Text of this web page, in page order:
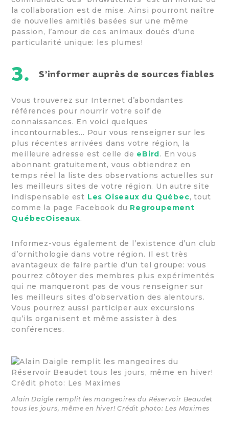
la collaboration est de mise. Ainsi pourront naître
de nouvelles amitiés basées sur une même
passion, l’amour de ces animaux doués d’une
particularité unique: les plumes!
3. S’informer auprès de sources fiables
Vous trouverez sur Internet d’abondantes
références pour nourrir votre soif de
connaissances. En voici quelques
incontournables... Pour vous renseigner sur les
plus récentes arrivées dans votre région, la
meilleure adresse est celle de eBird. En vous
abonnant gratuitement, vous obtiendrez en
temps réel la liste des observations actuelles sur
les meilleurs sites de votre région. Un autre site
indispensable est Les Oiseaux du Québec, tout
comme la page Facebook du Regroupement
QuébecOiseaux.
Informez-vous également de l’existence d’un club
d’ornithologie dans votre région. Il est très
avantageux de faire partie d’un tel groupe: vous
pourrez côtoyer des membres plus expérimentés
qui ne manqueront pas de vous renseigner sur
les meilleurs sites d’observation des alentours.
Vous pourrez aussi participer aux excursions
qu’ils organisent et même assister à des
conférences.
Alain Daigle remplit les mangeoires du Réservoir Beaudet
tous les jours, même en hiver! Crédit photo: Les Maximes